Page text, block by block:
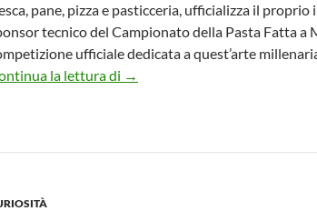
pane, pizza e pasticceria, ufficializza il proprio
tecnico del Campionato della Pasta Fatta a
ufficiale dedicata a quest’arte
la lettura di ?MARCATO SPONSOR
→